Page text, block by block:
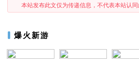
本站发布此文仅为传递信息，不代表本站认同
爆火新游